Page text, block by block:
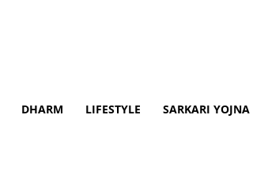
DHARM LIFESTYLE SARKARI YOJNA